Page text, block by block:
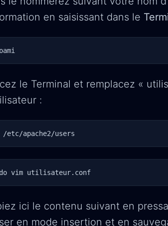
en saisissant dans le
le Terminal et remplacez «
:
/etc/apache2/users
vim utilisateur.conf
ici le contenu suivant en
en mode insertion et en